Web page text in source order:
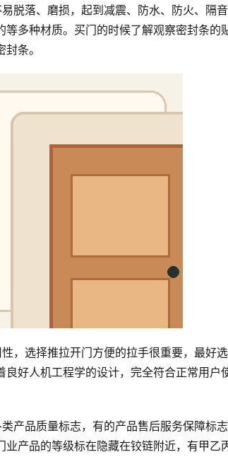
脱落、磨损，起到减震、防水、防火、隔音
多种材质。买门的时候了解观察密封条的
条。
，选择推拉开门方便的拉手很重要，最好
好人机工程学的设计，完全符合正常用户
产品质量标志，有的产品售后服务保障标
产品的等级标在隐藏在铰链附近，有甲乙